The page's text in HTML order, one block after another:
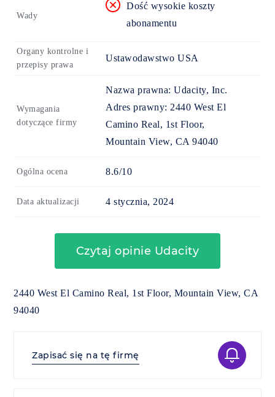
Wady
Dość wysokie koszty
abonamentu
Organy kontrolne i
przepisy prawa
Ustawodawstwo USA
Wymagania
dotyczące firmy
Nazwa prawna: Udacity, Inc.
Adres prawny: 2440 West El
Camino Real, 1st Floor,
Mountain View, CA 94040
Ogólna ocena 8.6/10
Data aktualizacji 4 stycznia, 2024
Czytaj opinie Udacity
2440 West El Camino Real, 1st Floor, Mountain View, CA
94040
Zapisać się na tę firmę